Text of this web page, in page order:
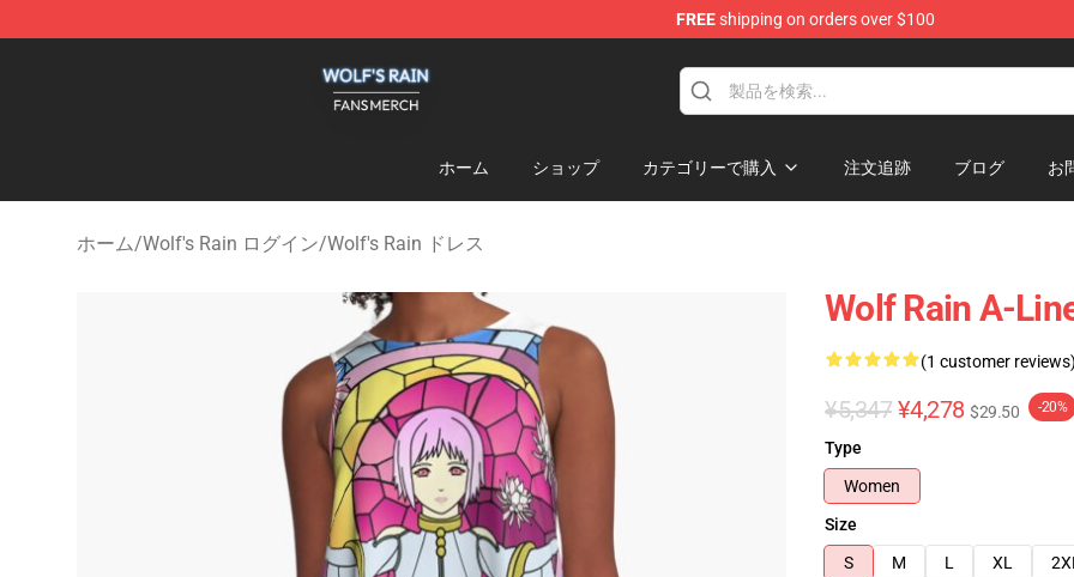
FREEshipping on orders over $100
ホーム ショップ カテゴリーで購入 注文追跡 ブログ お
ホーム/Wolf's Rain ログイン/Wolf's Rain ドレス
Wolf Rain A-
(1 customer reviews)
¥5,347 ¥4,278 $29.50 -20%
Type
Women
Size
S
M L XL 2XL